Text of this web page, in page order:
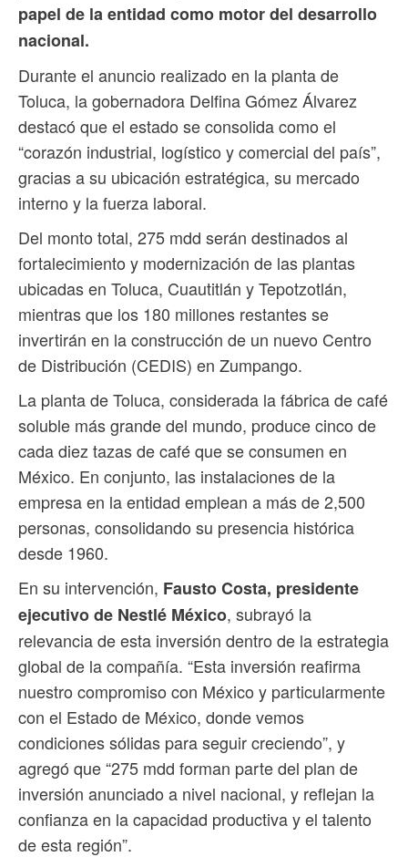
papel de la entidad como motor del desarrollo
nacional.
Durante el anuncio realizado en la planta de
Toluca, la gobernadora Delfina Gómez Álvarez
destacó que el estado se consolida como el
“corazón industrial, logístico y comercial del país”,
gracias a su ubicación estratégica, su mercado
interno y la fuerza laboral.
Del monto total, 275 mdd serán destinados al
fortalecimiento y modernización de las plantas
ubicadas en Toluca, Cuautitlán y Tepotzotlán,
mientras que los 180 millones restantes se
invertirán en la construcción de un nuevo Centro
de Distribución (CEDIS) en Zumpango.
La planta de Toluca, considerada la fábrica de café
soluble más grande del mundo, produce cinco de
cada diez tazas de café que se consumen en
México. En conjunto, las instalaciones de la
empresa en la entidad emplean a más de 2,500
personas, consolidando su presencia histórica
desde 1960.
En su intervención, Fausto Costa, presidente
ejecutivo de Nestlé México, subrayó la
relevancia de esta inversión dentro de la estrategia
global de la compañía. “Esta inversión reafirma
nuestro compromiso con México y particularmente
con el Estado de México, donde vemos
condiciones sólidas para seguir creciendo”, y
agregó que “275 mdd forman parte del plan de
inversión anunciado a nivel nacional, y reflejan la
confianza en la capacidad productiva y el talento
de esta región”.